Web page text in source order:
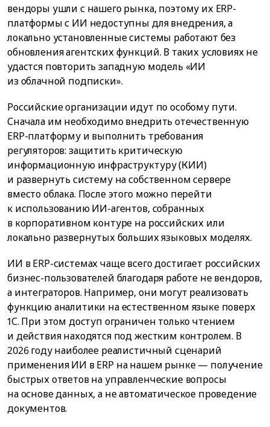
вендоры ушли с нашего рынка, поэтому их ERP-
платформы с ИИ недоступны для внедрения, а
локально установленные системы работают без
обновления агентских функций. В таких условиях не
удастся повторить западную модель «ИИ
из облачной подписки».
Российские организации идут по особому пути.
Сначала им необходимо внедрить отечественную
ERP-платформу и выполнить требования
регуляторов: защитить критическую
информационную инфраструктуру (КИИ)
и развернуть систему на собственном сервере
вместо облака. После этого можно перейти
к использованию ИИ-агентов, собранных
в корпоративном контуре на российских или
локально развернутых больших языковых моделях.
ИИ в ERP-системах чаще всего достигает российских
бизнес-пользователей благодаря работе не вендоров,
а интеграторов. Например, они могут реализовать
функцию аналитики на естественном языке поверх
1С. При этом доступ ограничен только чтением
и действия находятся под жестким контролем. В
2026 году наиболее реалистичный сценарий
применения ИИ в ERP на нашем рынке — получение
быстрых ответов на управленческие вопросы
на основе данных, а не автоматическое проведение
документов.